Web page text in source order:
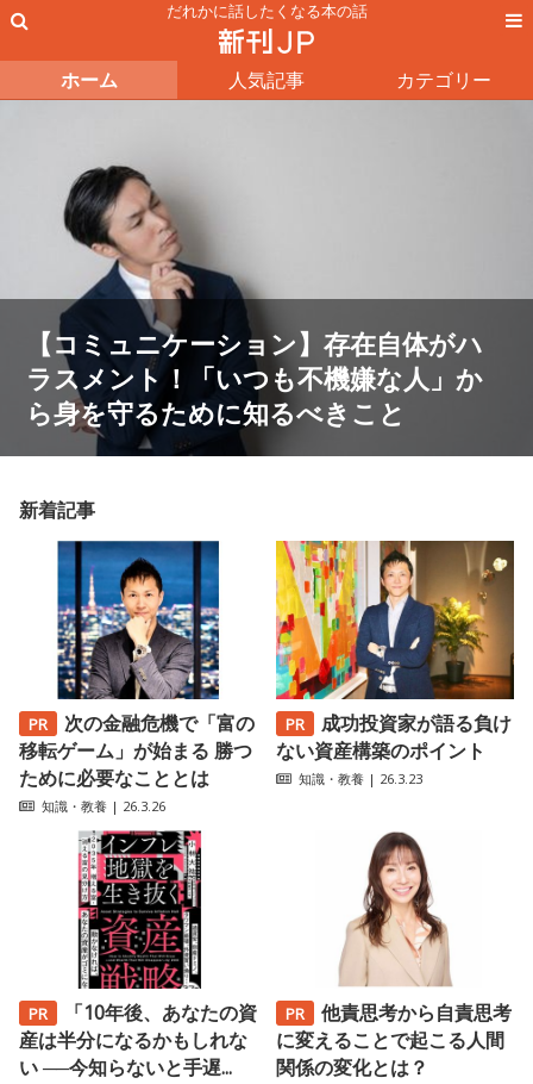
だれかに話したくなる本の話
ホーム 人気記事 カテゴリー
【コミュニケーション】存在自体がハ
ラスメント！「いつも不機嫌な人」か
ら身を守るために知るべきこと
新着記事
次の金融危機で「富の
移転ゲーム」が始まる 勝つ
ために必要なこととは
知識・教養 | 26.3.26
成功投資家が語る負け
ない資産構築のポイント
知識・教養 | 26.3.23
「10年後、あなたの資
産は半分になるかもしれな
い ──今知らないと手遅...
他責思考から自責思考
に変えることで起こる人間
関係の変化とは？